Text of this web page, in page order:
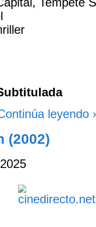
leyendo
(2002)
2025